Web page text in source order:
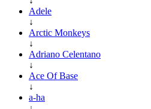
Adele
↓
Arctic Monkeys
↓
Adriano Celentano
↓
Ace Of Base
↓
a-ha